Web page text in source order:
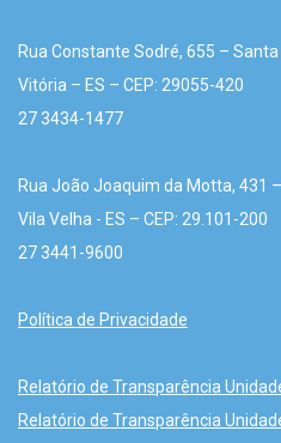
Rua Constante Sodré, 655 –
Vitória – ES – CEP: 29055-420
27 3434-1477
Rua João Joaquim da Motta, 431
Vila Velha - ES – CEP: 29.101-200
27 3441-9600
Política de Privacidade
Relatório de Transparência
Relatório de Transparência